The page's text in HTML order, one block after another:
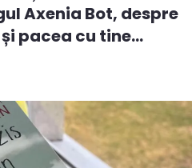
Axenia Bot, despre
pacea cu tine